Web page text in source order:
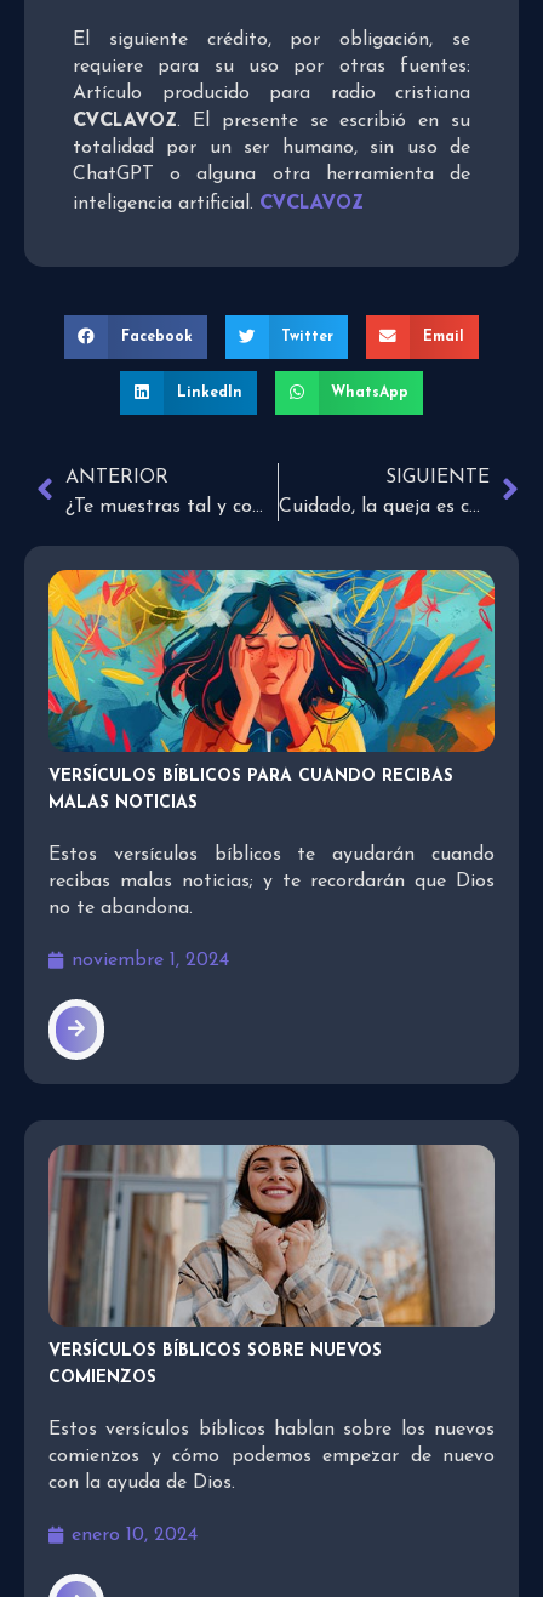
El siguiente crédito, por obligación, se
requiere para su uso por otras fuentes:
Artículo producido para radio cristiana
CVCLAVOZ. El presente se escribió en su
totalidad por un ser humano, sin uso de
ChatGPT o alguna otra herramienta de
inteligencia artificial. CVCLAVOZ
Facebook Twitter Email
LinkedIn WhatsApp
ANTERIOR
¿Te muestras tal y como eres?
SIGUIENTE
Cuidado, la queja es contagiosa
VERSÍCULOS BÍBLICOS PARA CUANDO RECIBAS
MALAS NOTICIAS
Estos versículos bíblicos te ayudarán cuando
recibas malas noticias; y te recordarán que Dios
no te abandona.
noviembre 1, 2024
VERSÍCULOS BÍBLICOS SOBRE NUEVOS
COMIENZOS
Estos versículos bíblicos hablan sobre los nuevos
comienzos y cómo podemos empezar de nuevo
con la ayuda de Dios.
enero 10, 2024